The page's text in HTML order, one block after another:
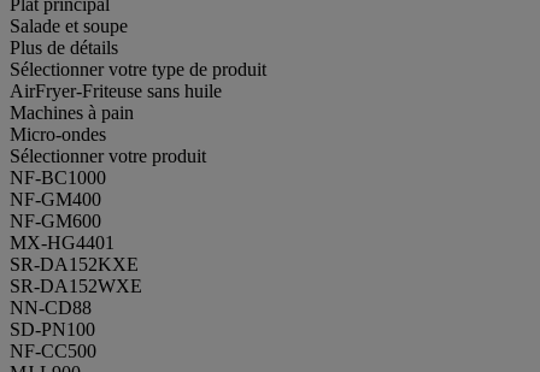
Plat principal
Salade et soupe
Plus de détails
Sélectionner votre type de produit
AirFryer-Friteuse sans huile
Machines à pain
Micro-ondes
Sélectionner votre produit
NF-BC1000
NF-GM400
NF-GM600
MX-HG4401
SR-DA152KXE
SR-DA152WXE
NN-CD88
SD-PN100
NF-CC500